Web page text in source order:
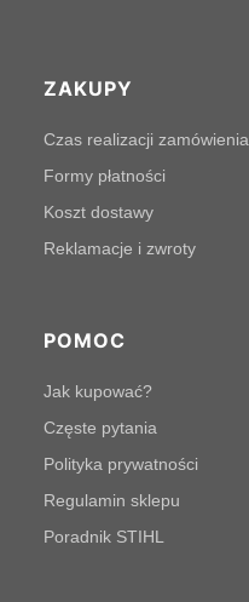
Linki w stopce
ZAKUPY
Czas realizacji zamówienia
Formy płatności
Koszt dostawy
Reklamacje i zwroty
POMOC
Jak kupować?
Częste pytania
Polityka prywatności
Regulamin sklepu
Poradnik STIHL